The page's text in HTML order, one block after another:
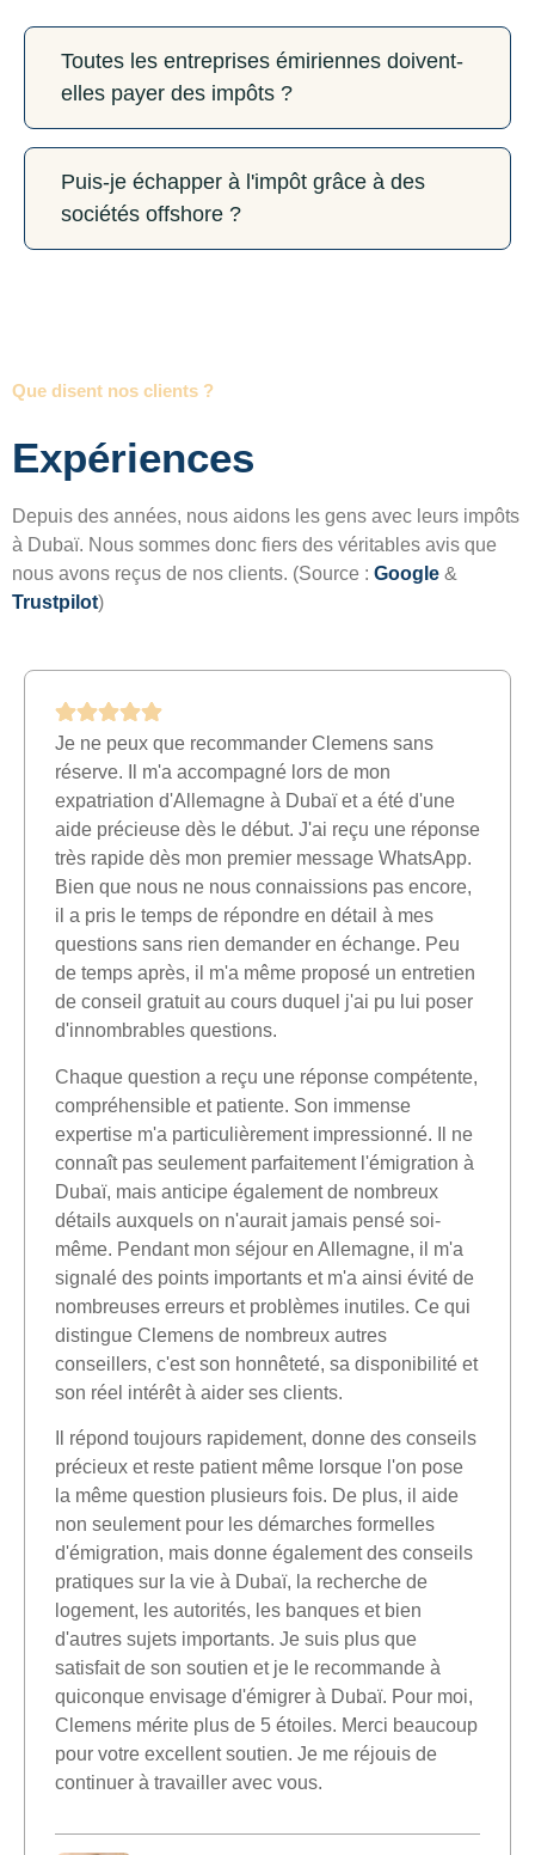
Toutes les entreprises émiriennes doivent-
elles payer des impôts ?
Puis-je échapper à l'impôt grâce à des
sociétés offshore ?
Que disent nos clients ?
Expériences
Depuis des années, nous aidons les gens avec leurs impôts
à Dubaï. Nous sommes donc fiers des véritables avis que
nous avons reçus de nos clients. (Source : Google &
Trustpilot)
Je ne peux que recommander Clemens sans
réserve. Il m'a accompagné lors de mon
expatriation d'Allemagne à Dubaï et a été d'une
aide précieuse dès le début. J'ai reçu une réponse
très rapide dès mon premier message WhatsApp.
Bien que nous ne nous connaissions pas encore,
il a pris le temps de répondre en détail à mes
questions sans rien demander en échange. Peu
de temps après, il m'a même proposé un entretien
de conseil gratuit au cours duquel j'ai pu lui poser
d'innombrables questions.
Chaque question a reçu une réponse compétente,
compréhensible et patiente. Son immense
expertise m'a particulièrement impressionné. Il ne
connaît pas seulement parfaitement l'émigration à
Dubaï, mais anticipe également de nombreux
détails auxquels on n'aurait jamais pensé soi-
même. Pendant mon séjour en Allemagne, il m'a
signalé des points importants et m'a ainsi évité de
nombreuses erreurs et problèmes inutiles. Ce qui
distingue Clemens de nombreux autres
conseillers, c'est son honnêteté, sa disponibilité et
son réel intérêt à aider ses clients.
Il répond toujours rapidement, donne des conseils
précieux et reste patient même lorsque l'on pose
la même question plusieurs fois. De plus, il aide
non seulement pour les démarches formelles
d'émigration, mais donne également des conseils
pratiques sur la vie à Dubaï, la recherche de
logement, les autorités, les banques et bien
d'autres sujets importants. Je suis plus que
satisfait de son soutien et je le recommande à
quiconque envisage d'émigrer à Dubaï. Pour moi,
Clemens mérite plus de 5 étoiles. Merci beaucoup
pour votre excellent soutien. Je me réjouis de
continuer à travailler avec vous.